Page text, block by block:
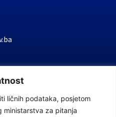
ličnih podataka, posjetom
ministarstva za pitanja